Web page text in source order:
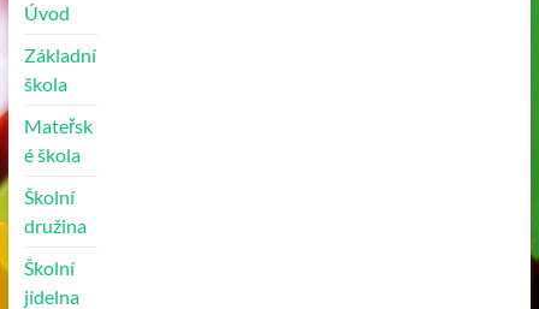
Úvod
Základní
škola
Mateřsk
é škola
Školní
družina
Školní
jídelna